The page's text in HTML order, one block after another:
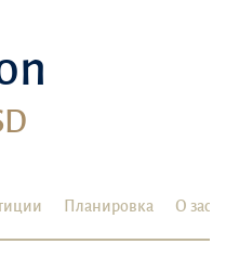
Планировка О